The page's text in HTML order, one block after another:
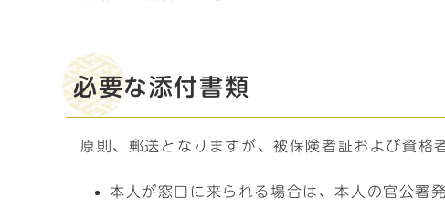
必要な添付書類
原則、郵送となりますが、被保険者証および資格
本人が窓口に来られる場合は、本人の官公署